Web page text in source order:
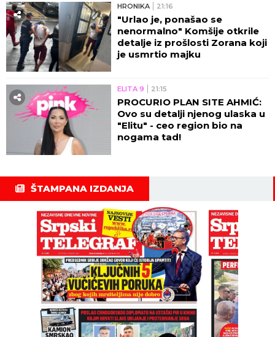
HRONIKA 21:16
"Urlao je, ponašao se
nenormalno" Komšije otkrile
detalje iz prošlosti Zorana koji
je usmrtio majku
ELITA 9 21:15
PROCURIO PLAN SITE AHMIĆ:
Ovo su detalji njenog ulaska u
"Elitu" - ceo region bio na
nogama tad!
ŠTAMPANA IZDANJA